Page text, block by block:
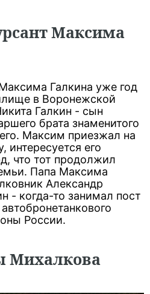
Максима
Галкина уже год
в Воронежской
Галкин - сын
брата знаменитого
Максим приезжал на
интересуется его
что тот продолжил
Папа Максима
Александр
- когда-то занимал пост
России.
Михалкова